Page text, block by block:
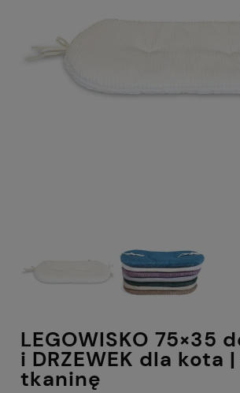
LEGOWISKO 75×35
i DRZEWEK dla kota
tkaninę